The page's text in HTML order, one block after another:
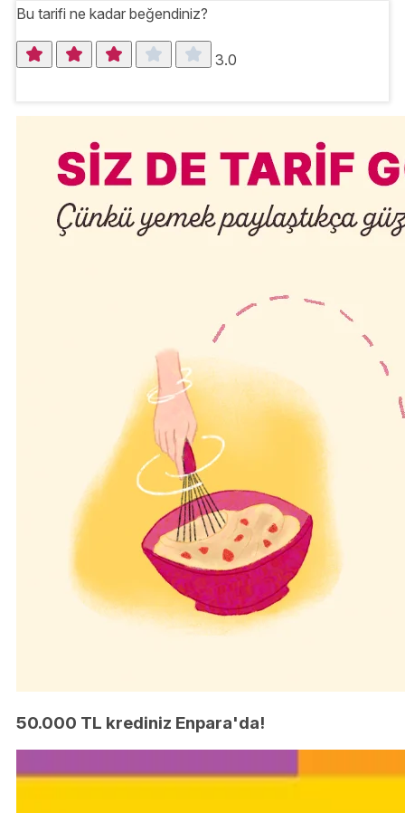
Bu tarifi ne kadar beğendiniz?
3.0
50.000 TL krediniz Enpara'da!